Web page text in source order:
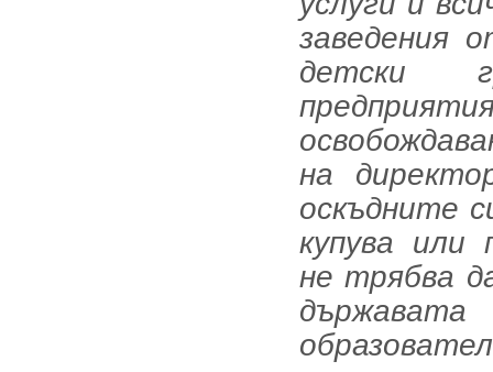
заведения
детски
на
оскъдните
купува или
не трябва